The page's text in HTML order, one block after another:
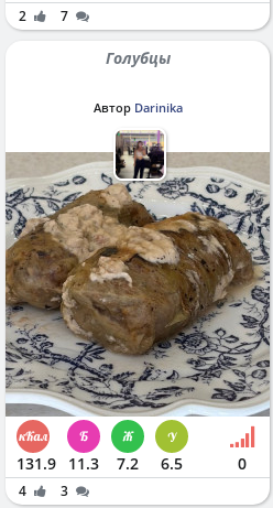
2 7
Голубцы
Автор Darinika
131.9 11.3 7.2 6.5 0
4 3